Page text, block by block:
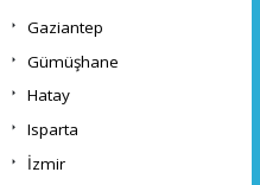
Gaziantep
Gümüşhane
Hatay
Isparta
İzmir